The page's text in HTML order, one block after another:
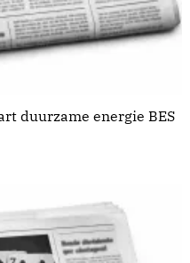
duurzame energie BES